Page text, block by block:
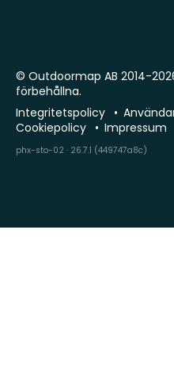
© Outdoormap AB 2014-
förbehållna.
Integritetspolicy
Cookiepolicy
Impressum
phx-sto-02 · 26.7.1 (449747a8c)